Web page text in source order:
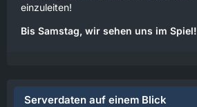
einzuleiten!
Bis Samstag, wir sehen uns im Spiel!
Serverdaten auf einem Blick